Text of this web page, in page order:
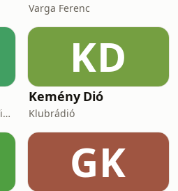
Varga Ferenc
CineArt Studio&Different View Production
KD
Kemény Dió
Klubrádió
GK